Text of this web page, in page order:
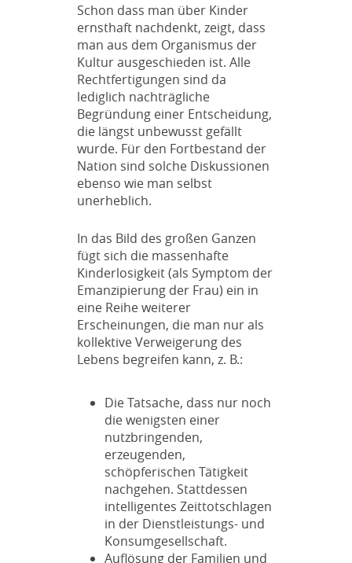
Schon dass man über Kinder
ernsthaft nachdenkt, zeigt, dass
man aus dem Organismus der
Kultur ausgeschieden ist. Alle
Rechtfertigungen sind da
lediglich nachträgliche
Begründung einer Entscheidung,
die längst unbewusst gefällt
wurde. Für den Fortbestand der
Nation sind solche Diskussionen
ebenso wie man selbst
unerheblich.
In das Bild des großen Ganzen
fügt sich die massenhafte
Kinderlosigkeit (als Symptom der
Emanzipierung der Frau) ein in
eine Reihe weiterer
Erscheinungen, die man nur als
kollektive Verweigerung des
Lebens begreifen kann, z. B.:
Die Tatsache, dass nur noch
die wenigsten einer
nutzbringenden,
erzeugenden,
schöpferischen Tätigkeit
nachgehen. Stattdessen
intelligentes Zeittotschlagen
in der Dienstleistungs- und
Konsumgesellschaft.
Auflösung der Familien und